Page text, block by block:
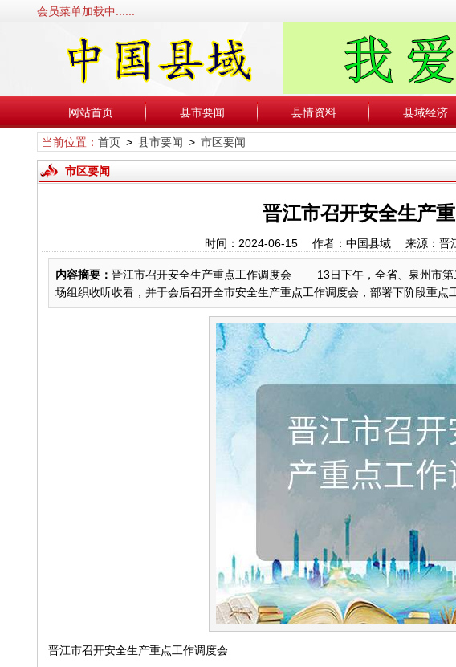
会员菜单加载中......
网站首页 县市要闻 县情资料 县域经济
当前位置： 首页> 县市要闻 > 市区要闻
市区要闻
晋江市召开安全生产
时间：2024-06-15 作者：中国县域 来源：晋
内容摘要： 晋江市召开安全生产重点工作调度会 13日下午，全省、泉州市第
场组织收听收看，并于会后召开全市安全生产重点工作调度会，部署下阶段重
晋江市召开安全生产重点工作调度会